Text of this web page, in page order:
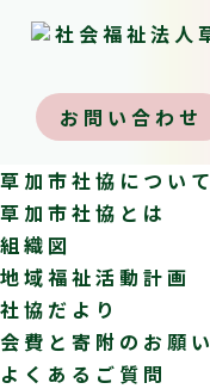
お問い合わせ
草加市社協について
草加市社協とは
組織図
地域福祉活動計画
社協だより
会費と寄附のお願い
よくあるご質問